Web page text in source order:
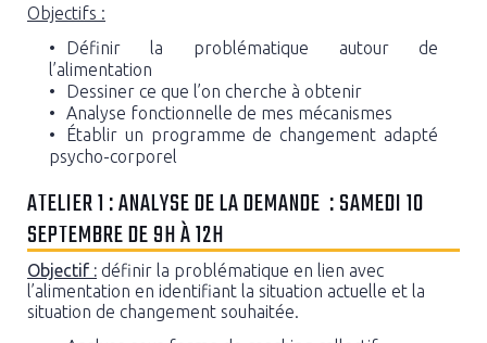
Objectifs :
Définir la problématique autour de
l’alimentation
Dessiner ce que l’on cherche à obtenir
Analyse fonctionnelle de mes mécanismes
Établir un programme de changement adapté
psycho-corporel
ATELIER 1 : ANALYSE DE LA DEMANDE : SAMEDI 10
SEPTEMBRE DE 9H À 12H
Objectif : définir la problématique en lien avec
l’alimentation en identifiant la situation actuelle et la
situation de changement souhaitée.